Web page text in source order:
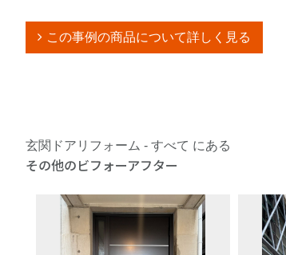
この事例の商品について詳しく見る
玄関ドアリフォーム - すべて にある
その他のビフォーアフター